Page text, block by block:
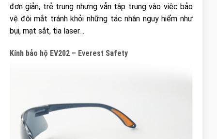
đơn giản, trẻ trung nhưng vẫn tập trung vào việc bảo
vệ đôi mắt tránh khỏi những tác nhân nguy hiểm như
bụi, mạt sắt, tia laser…
Kính bảo hộ EV202 – Everest Safety